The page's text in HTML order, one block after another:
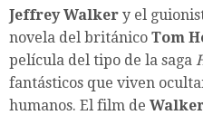
Jeffrey Walker y el
novela del británico Tom
película del tipo de la saga
fantásticos que viven
humanos. El film de